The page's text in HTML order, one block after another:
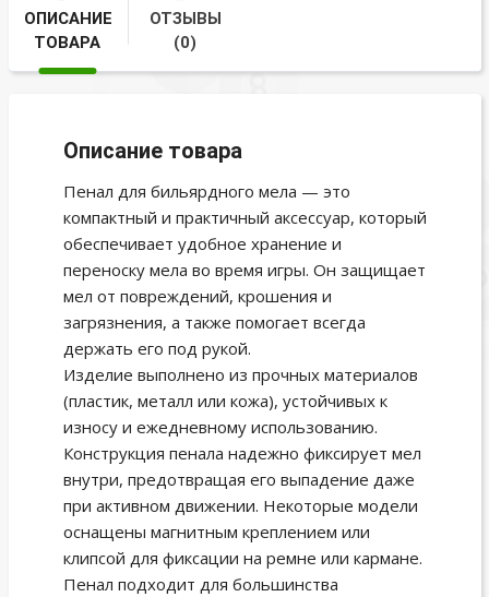
ОПИСАНИЕ
ТОВАРА
ОТЗЫВЫ
(0)
Описание товара
Пенал для бильярдного мела — это
компактный и практичный аксессуар, который
обеспечивает удобное хранение и
переноску мела во время игры. Он защищает
мел от повреждений, крошения и
загрязнения, а также помогает всегда
держать его под рукой.
Изделие выполнено из прочных материалов
(пластик, металл или кожа), устойчивых к
износу и ежедневному использованию.
Конструкция пенала надежно фиксирует мел
внутри, предотвращая его выпадение даже
при активном движении. Некоторые модели
оснащены магнитным креплением или
клипсой для фиксации на ремне или кармане.
Пенал подходит для большинства